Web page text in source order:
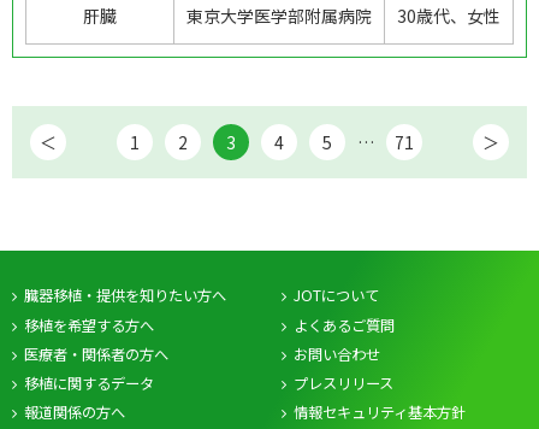
肝臓 東京大学医学部附属病院 30歳代、女性
1 2 3 4 5 … 71
臓器移植・提供を知りたい方へ
移植を希望する方へ
医療者・関係者の方へ
移植に関するデータ
JOTについて
よくあるご質問
お問い合わせ
プレスリリース
報道関係の方へ
情報セキュリティ基本方針